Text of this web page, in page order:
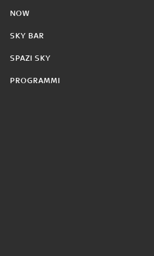
NOW
SKY BAR
SPAZI SKY
PROGRAMMI